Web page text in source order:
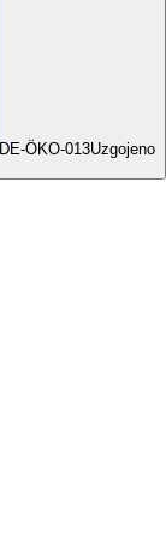
DE-ÖKO-013Uzgojeno